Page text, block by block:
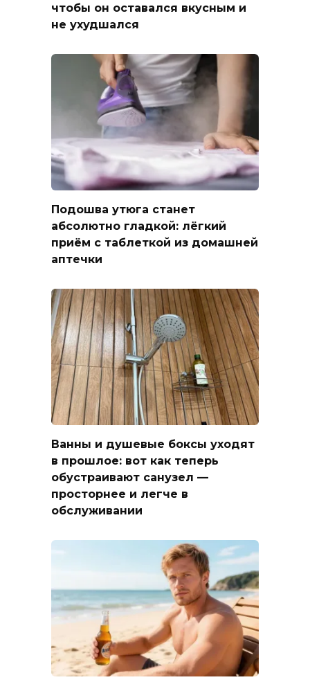
чтобы он оставался вкусным и
не ухудшался
Подошва утюга станет
абсолютно гладкой: лёгкий
приём с таблеткой из домашней
аптечки
Ванны и душевые боксы уходят
в прошлое: вот как теперь
обустраивают санузел —
просторнее и легче в
обслуживании